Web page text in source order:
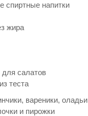
спиртные напитки
жира
для салатов
теста
вареники, оладьи
и пирожки